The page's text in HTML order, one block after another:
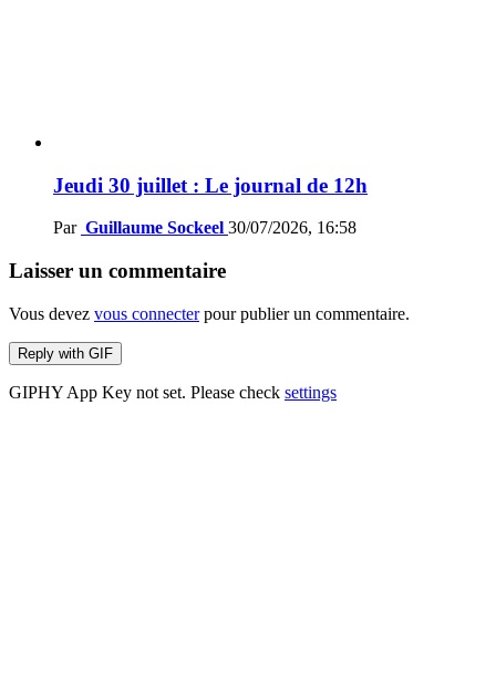
Jeudi 30 juillet : Le journal de 12h
Par Guillaume Sockeel 30/07/2026, 16:58
Laisser un commentaire
Vous devez vous connecterpour publier un commentaire.
Reply with GIF
GIPHY App Key not set. Please check settings